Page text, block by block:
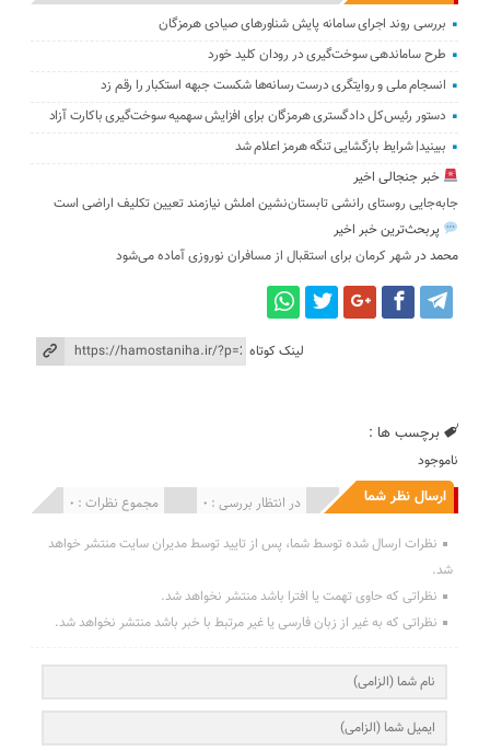
بررسی روند اجرای سامانه پایش شناورهای صیادی هرمزگان
طرح ساماندهی سوخت‌گیری در رودان کلید خورد
انسجام ملی و روایتگری درست رسانه‌ها شکست جبهه استکبار را رقم زد
دستور رئیس‌کل دادگستری هرمزگان برای افزایش سهمیه سوخت‌گیری باکارت آزاد
ببینید| شرایط بازگشایی تنگه هرمز اعلام شد
خبر جنجالی اخیر
جابه‌جایی روستای رانشی تابستان‌نشین املش نیازمند تعیین تکلیف اراضی است
پربحث‌ترین خبر اخیر
محمد درشهر کرمان برای استقبال از مسافران نوروزی آماده می‌شود
لینک کوتاه
برچسب ها :
ناموجود
ارسال نظر شما مجموع نظرات : 0 در انتظار بررسی : 0 انتشار یافته : 0
نظرات ارسال شده توسط شما، پس از تایید توسط مدیران سایت منتشر خواهد
شد.
نظراتی که حاوی تهمت یا افترا باشد منتشر نخواهد شد.
نظراتی که به غیر از زبان فارسی یا غیر مرتبط با خبر باشد منتشر نخواهد شد.